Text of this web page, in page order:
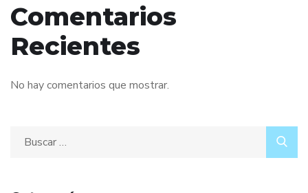
Comentarios
Recientes
No hay comentarios que mostrar.